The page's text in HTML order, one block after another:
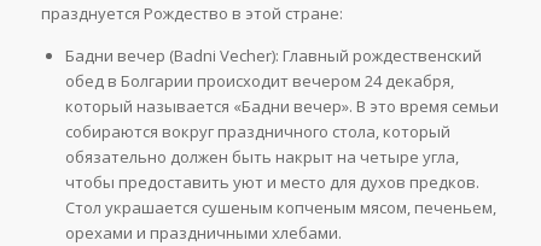
празднуется Рождество в этой стране:
Бадни вечер (Badni Vecher): Главный рождественский
обед в Болгарии происходит вечером 24 декабря,
который называется «Бадни вечер». В это время семьи
собираются вокруг праздничного стола, который
обязательно должен быть накрыт на четыре угла,
чтобы предоставить уют и место для духов предков.
Стол украшается сушеным копченым мясом, печеньем,
орехами и праздничными хлебами.